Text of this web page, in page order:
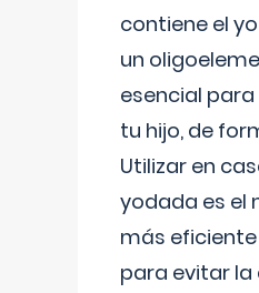
contiene el
un
esencial
tu hijo, de
Utilizar en
yodada es el
más
para evitar la